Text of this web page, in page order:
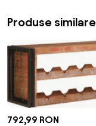
Produse similare
792,99 RON